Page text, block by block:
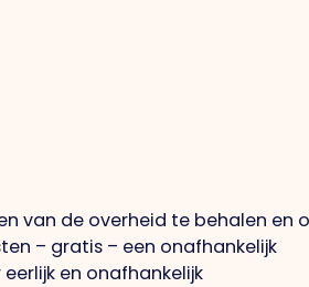
van de overheid te behalen en
– gratis – een onafhankelijk
en onafhankelijk